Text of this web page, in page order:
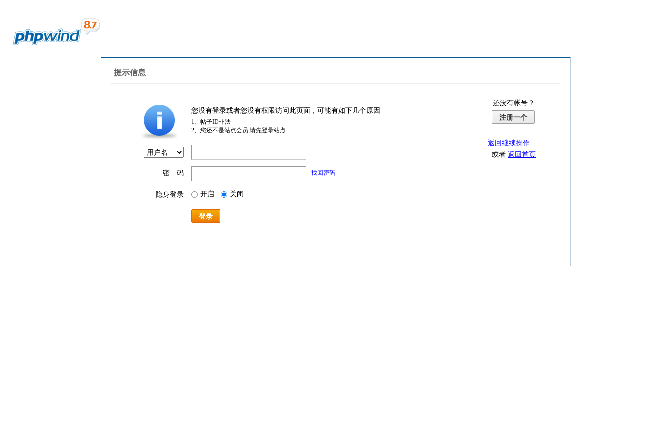
提示信息
您没有登录或者您没有权限访问此页面，可能有如下几个原因
1、帖子ID非法
2、您还不是站点会员,请先登录站点
密 码 找回密码
隐身登录 开启 关闭
登录
还没有帐号？
注册一个
返回继续操作
或者返回首页